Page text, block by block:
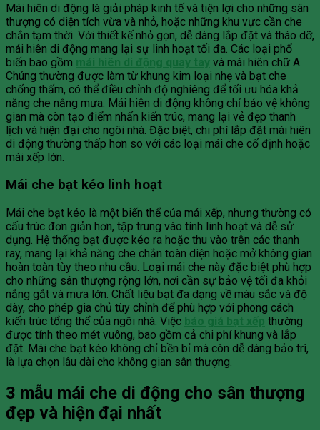
Mái hiên di động là giải pháp kinh tế và tiện lợi cho những sân
thượng có diện tích vừa và nhỏ, hoặc những khu vực cần che
chắn tạm thời. Với thiết kế nhỏ gọn, dễ dàng lắp đặt và tháo dỡ,
mái hiên di động mang lại sự linh hoạt tối đa. Các loại phổ
biến bao gồm mái hiên di động quay tay và mái hiên chữ A.
Chúng thường được làm từ khung kim loại nhẹ và bạt che
chống thấm, có thể điều chỉnh độ nghiêng để tối ưu hóa khả
năng che nắng mưa. Mái hiên di động không chỉ bảo vệ không
gian mà còn tạo điểm nhấn kiến trúc, mang lại vẻ đẹp thanh
lịch và hiện đại cho ngôi nhà. Đặc biệt, chi phí lắp đặt mái hiên
di động thường thấp hơn so với các loại mái che cố định hoặc
mái xếp lớn.
Mái che bạt kéo linh hoạt
Mái che bạt kéo là một biến thể của mái xếp, nhưng thường có
cấu trúc đơn giản hơn, tập trung vào tính linh hoạt và dễ sử
dụng. Hệ thống bạt được kéo ra hoặc thu vào trên các thanh
ray, mang lại khả năng che chắn toàn diện hoặc mở không gian
hoàn toàn tùy theo nhu cầu. Loại mái che này đặc biệt phù hợp
cho những sân thượng rộng lớn, nơi cần sự bảo vệ tối đa khỏi
nắng gắt và mưa lớn. Chất liệu bạt đa dạng về màu sắc và độ
dày, cho phép gia chủ tùy chỉnh để phù hợp với phong cách
kiến trúc tổng thể của ngôi nhà. Việc báo giá bạt xếp thường
được tính theo mét vuông, bao gồm cả chi phí khung và lắp
đặt. Mái che bạt kéo không chỉ bền bỉ mà còn dễ dàng bảo trì,
là lựa chọn lâu dài cho không gian sân thượng.
3 mẫu mái che di động cho sân thượng
đẹp và hiện đại nhất